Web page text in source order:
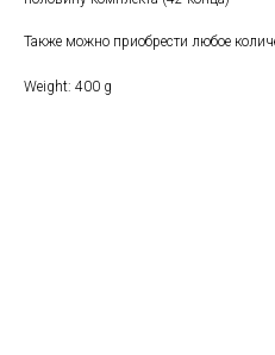
Также можно приобрести любое
Weight: 400 g